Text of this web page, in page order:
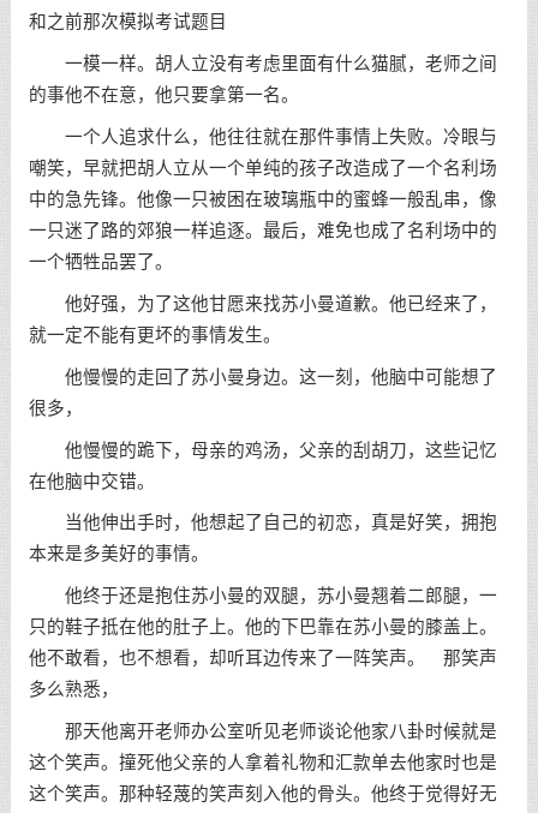
和之前那次模拟考试题目
一模一样。胡人立没有考虑里面有什么猫腻，老师之间
的事他不在意，他只要拿第一名。
一个人追求什么，他往往就在那件事情上失败。冷眼与
嘲笑，早就把胡人立从一个单纯的孩子改造成了一个名利场
中的急先锋。他像一只被困在玻璃瓶中的蜜蜂一般乱串，像
一只迷了路的郊狼一样追逐。最后，难免也成了名利场中的
一个牺牲品罢了。
他好强，为了这他甘愿来找苏小曼道歉。他已经来了，
就一定不能有更坏的事情发生。
他慢慢的走回了苏小曼身边。这一刻，他脑中可能想了
很多，
他慢慢的跪下，母亲的鸡汤，父亲的刮胡刀，这些记忆
在他脑中交错。
当他伸出手时，他想起了自己的初恋，真是好笑，拥抱
本来是多美好的事情。
他终于还是抱住苏小曼的双腿，苏小曼翘着二郎腿，一
只的鞋子抵在他的肚子上。他的下巴靠在苏小曼的膝盖上。
他不敢看，也不想看，却听耳边传来了一阵笑声。 那笑声
多么熟悉，
那天他离开老师办公室听见老师谈论他家八卦时候就是
这个笑声。撞死他父亲的人拿着礼物和汇款单去他家时也是
这个笑声。那种轻蔑的笑声刻入他的骨头。他终于觉得好无